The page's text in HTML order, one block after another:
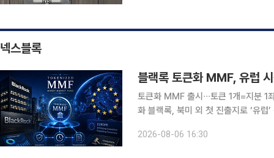
넥스블록
블랙록 토큰화 MMF, 유럽 시
토큰화 MMF 출시∙∙∙토큰 1개=지분 1
화 블랙록, 북미 외 첫 진출지로 ‘유럽
인 시장에서의 입지를 강화한다
2026-08-06 16:30